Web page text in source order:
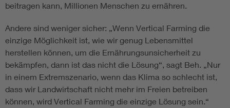
beitragen kann, Millionen Menschen zu ernähren.
Andere sind weniger sicher: „Wenn Vertical Farming die
einzige Möglichkeit ist, wie wir genug Lebensmittel
herstellen können, um die Ernährungsunsicherheit zu
bekämpfen, dann ist das nicht die Lösung“, sagt Beh. „Nur
in einem Extremszenario, wenn das Klima so schlecht ist,
dass wir Landwirtschaft nicht mehr im Freien betreiben
können, wird Vertical Farming die einzige Lösung sein.“